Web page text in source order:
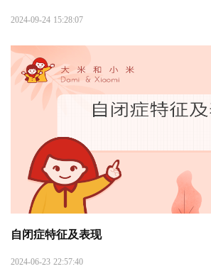
2024-09-24 15:28:07
自闭症特征及表现
2024-06-23 22:57:40